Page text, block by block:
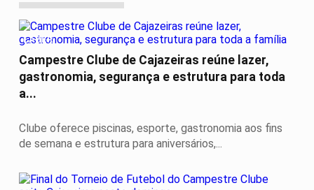
LAZER
Campestre Clube de Cajazeiras reúne lazer,
gastronomia, segurança e estrutura para toda
a...
Clube oferece piscinas, esporte, gastronomia aos fins
de semana e estrutura para aniversários,...